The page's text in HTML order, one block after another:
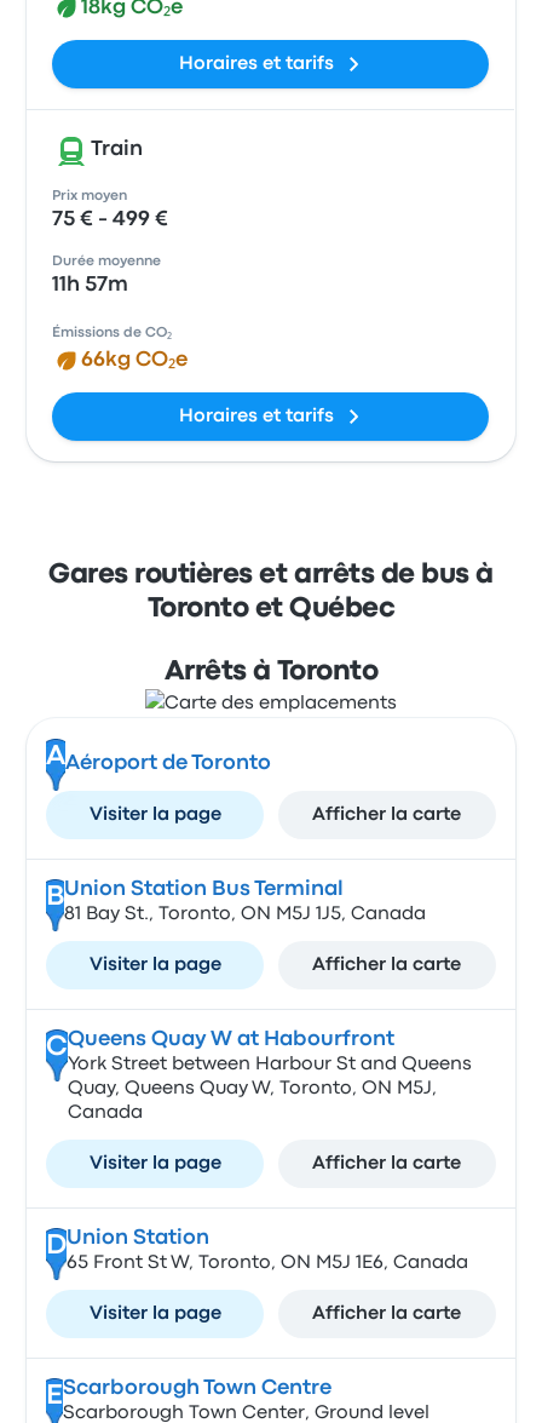
18kg CO₂e
Horaires et tarifs
Train
Prix moyen
75 € - 499 €
Durée moyenne
11h 57m
Émissions de CO₂
66kg CO₂e
Horaires et tarifs
Gares routières et arrêts de bus à
Toronto et Québec
Arrêts à Toronto
AAéroport de Toronto
Visiter la page Afficher la carte
BUnion Station Bus Terminal
81 Bay St., Toronto, ON M5J 1J5, Canada
Visiter la page Afficher la carte
CQueens Quay W at Habourfront
York Street between Harbour St and Queens
Quay, Queens Quay W, Toronto, ON M5J,
Canada
Visiter la page Afficher la carte
DUnion Station
65 Front St W, Toronto, ON M5J 1E6, Canada
Visiter la page Afficher la carte
EScarborough Town Centre
Scarborough Town Center, Ground level